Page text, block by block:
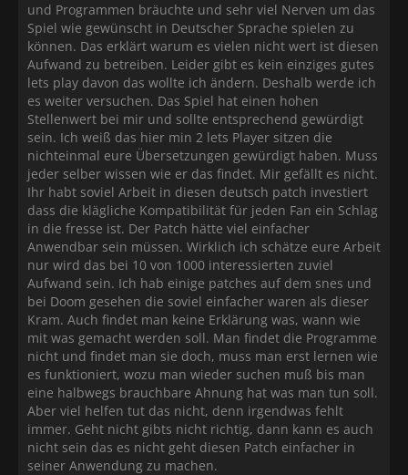
und Programmen bräuchte und sehr viel Nerven um das
Spiel wie gewünscht in Deutscher Sprache spielen zu
können. Das erklärt warum es vielen nicht wert ist diesen
Aufwand zu betreiben. Leider gibt es kein einziges gutes
lets play davon das wollte ich ändern. Deshalb werde ich
es weiter versuchen. Das Spiel hat einen hohen
Stellenwert bei mir und sollte entsprechend gewürdigt
sein. Ich weiß das hier min 2 lets Player sitzen die
nichteinmal eure Übersetzungen gewürdigt haben. Muss
jeder selber wissen wie er das findet. Mir gefällt es nicht.
Ihr habt soviel Arbeit in diesen deutsch patch investiert
dass die klägliche Kompatibilität für jeden Fan ein Schlag
in die fresse ist. Der Patch hätte viel einfacher
Anwendbar sein müssen. Wirklich ich schätze eure Arbeit
nur wird das bei 10 von 1000 interessierten zuviel
Aufwand sein. Ich hab einige patches auf dem snes und
bei Doom gesehen die soviel einfacher waren als dieser
Kram. Auch findet man keine Erklärung was, wann wie
mit was gemacht werden soll. Man findet die Programme
nicht und findet man sie doch, muss man erst lernen wie
es funktioniert, wozu man wieder suchen muß bis man
eine halbwegs brauchbare Ahnung hat was man tun soll.
Aber viel helfen tut das nicht, denn irgendwas fehlt
immer. Geht nicht gibts nicht richtig, dann kann es auch
nicht sein das es nicht geht diesen Patch einfacher in
seiner Anwendung zu machen.